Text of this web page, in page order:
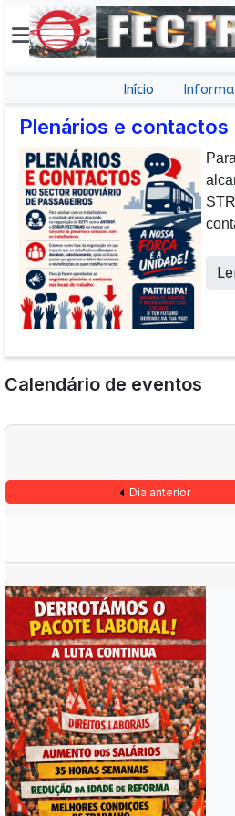
Início
Plenários e
E
aos
a
Calendário de eventos
Dia anterior